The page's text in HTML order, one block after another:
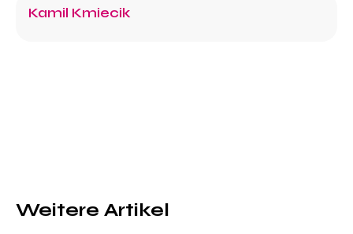
Kamil Kmiecik
Weitere Artikel